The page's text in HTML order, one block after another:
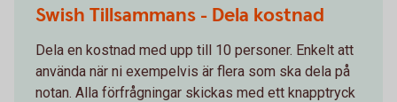
Swish Tillsammans - Dela kostnad
Dela en kostnad med upp till 10 personer. Enkelt att
använda när ni exempelvis är flera som ska dela på
notan. Alla förfrågningar skickas med ett knapptryck